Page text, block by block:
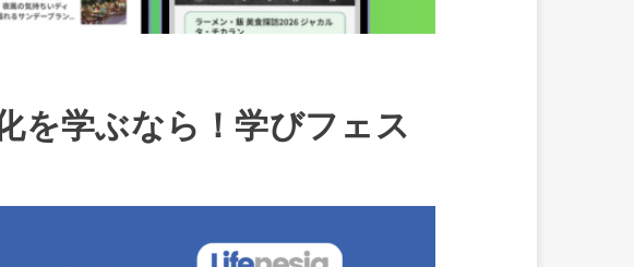
を学ぶなら！学びフェス